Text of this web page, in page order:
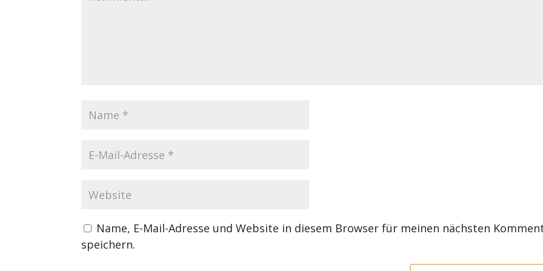
Name, E-Mail-Adresse und Website in diesem Browser für meinen nächsten
speichern.